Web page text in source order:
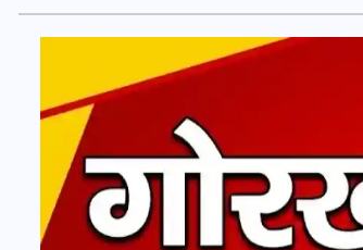
के बीते 4 साल, उसे देख
हुए बृजभूषण सिंह, कहा-
तपकर बना सोना